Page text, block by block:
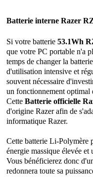
Batterie interne Razer
Si votre batterie53.1Wh
que votre PC portable n'a
temps de changer la
d'utilisation intensive et
souvent nécessaire
un fonctionnement optimal
CetteBatterie officielle
d'origine Razer afin de
informatique Razer.
Cette batterie Li-Polymère
énergie massique élevée
Vous bénéficierez donc
redonnera toute sa